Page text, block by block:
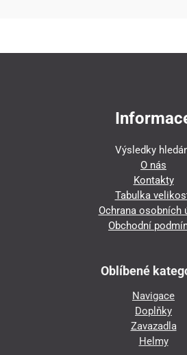
Výsledky
O nás
Kontakty
Tabulka
Ochrana osobních
Obchodní
Oblíbené
Navigace
Doplňky
Zavazadla
Helmy